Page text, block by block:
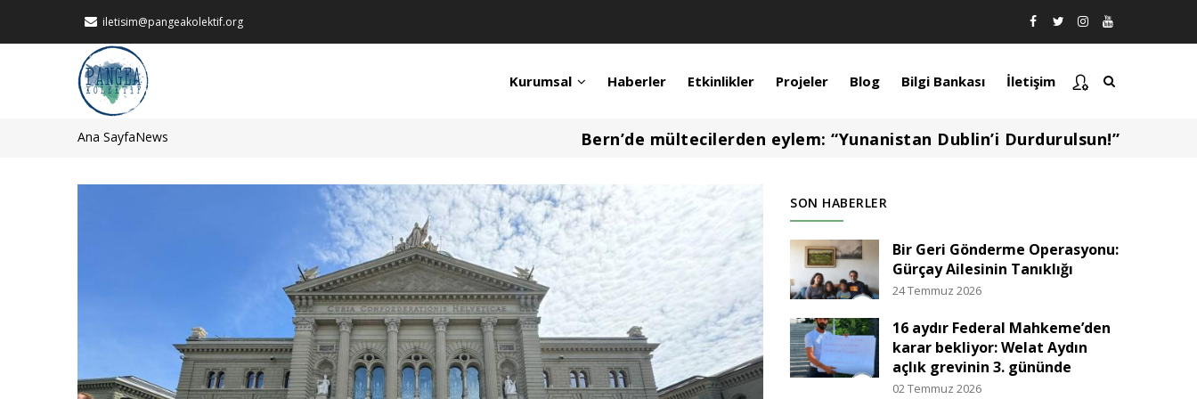
iletisim@pangeakolektif.org
Kurumsal Haberler Etkinlikler Projeler Blog Bilgi Bankası İletişim
Bern’de mültecilerden eylem: “Yunanistan Dublin’i Durdurulsun!”
Sayfa
yolu
Ana SayfaNews
SON HABERLER
Bir Geri Gönderme Operasyonu:
Gürçay Ailesinin Tanıklığı
24 Temmuz 2026
16 aydır Federal Mahkeme’den
karar bekliyor: Welat Aydın
açlık grevinin 3. gününde
02 Temmuz 2026